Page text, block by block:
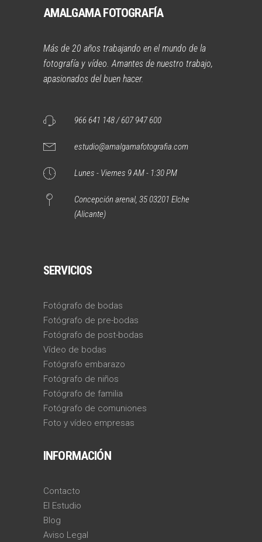
AMALGAMA FOTOGRAFÍA
Más de 20 años trabajando en el mundo de la
fotografía y vídeo. Amantes de nuestro trabajo,
apasionados del buen hacer.
966 641 148 / 607 947 600
estudio@amalgamafotografia.com
Lunes - Viernes 9 AM - 1:30 PM
Concepción arenal, 35 03201 Elche
(Alicante)
SERVICIOS
Fotógrafo de bodas
Fotógrafo de pre-bodas
Fotógrafo de post-bodas
Vídeo de bodas
Fotógrafo embarazo
Fotógrafo de niños
Fotógrafo de familia
Fotógrafo de comuniones
Foto y vídeo empresas
INFORMACIÓN
Contacto
El Estudio
Blog
Aviso Legal